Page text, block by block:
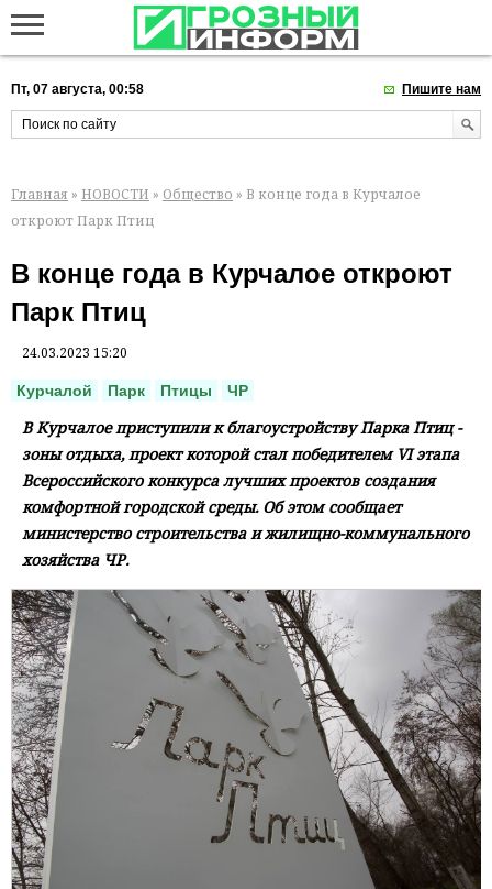
Пт, 07 августа, 00:58 Пишите нам
Главная » НОВОСТИ » Общество » В конце года в Курчалое
откроют Парк Птиц
В конце года в Курчалое откроют
Парк Птиц
24.03.2023 15:20
Курчалой Парк Птицы ЧР
В Курчалое приступили к благоустройству Парка Птиц -
зоны отдыха, проект которой стал победителем VI этапа
Всероссийского конкурса лучших проектов создания
комфортной городской среды. Об этом сообщает
министерство строительства и жилищно-коммунального
хозяйства ЧР.